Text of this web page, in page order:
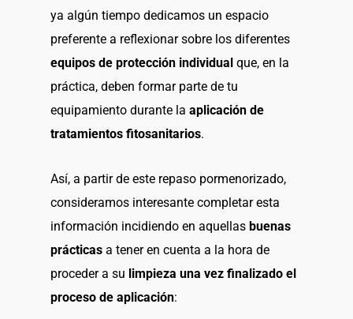
ya algún tiempo dedicamos un espacio
preferente a reflexionar sobre los diferentes
equipos de protección individual que, en la
práctica, deben formar parte de tu
equipamiento durante la aplicación de
tratamientos fitosanitarios.
Así, a partir de este repaso pormenorizado,
consideramos interesante completar esta
información incidiendo en aquellas buenas
prácticas a tener en cuenta a la hora de
proceder a su limpieza una vez finalizado el
proceso de aplicación: